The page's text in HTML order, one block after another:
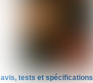
tests et spécifications